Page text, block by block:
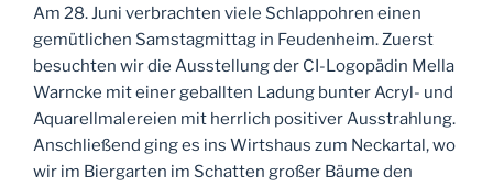
Am 28. Juni verbrachten viele Schlappohren einen
gemütlichen Samstagmittag in Feudenheim. Zuerst
besuchten wir die Ausstellung der CI-Logopädin Mella
Warncke mit einer geballten Ladung bunter Acryl- und
Aquarellmalereien mit herrlich positiver Ausstrahlung.
Anschließend ging es ins Wirtshaus zum Neckartal, wo
wir im Biergarten im Schatten großer Bäume den